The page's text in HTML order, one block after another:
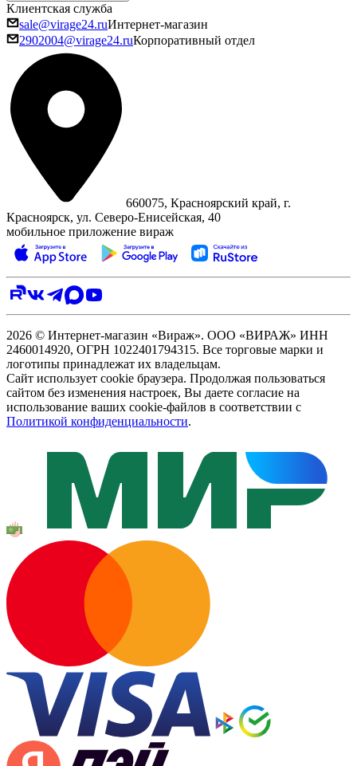
Клиентская служба
sale@virage24.ruИнтернет-магазин
2902004@virage24.ruКорпоративный отдел
660075, Красноярский край, г.
Красноярск, ул. Северо‑Енисейская, 40
мобильное приложение вираж
2026 © Интернет-магазин «Вираж». ООО «ВИРАЖ» ИНН
2460014920, ОГРН 1022401794315. Все торговые марки и
логотипы принадлежат их владельцам.
Сайт использует cookie браузера. Продолжая пользоваться
сайтом без изменения настроек, Вы даете согласие на
использование ваших cookie-файлов в соответствии с
Политикой конфиденциальности.